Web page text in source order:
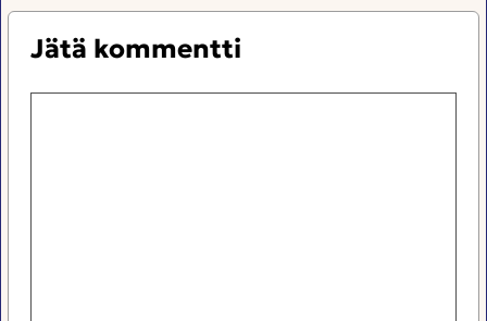
Jätä kommentti